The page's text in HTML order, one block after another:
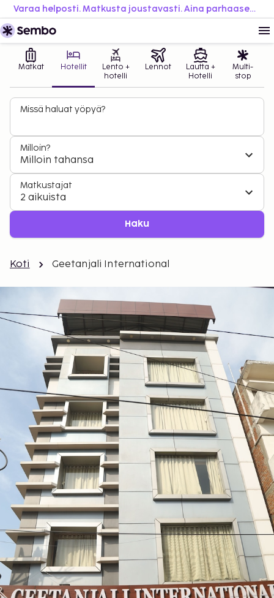
Varaa helposti. Matkusta joustavasti. Aina parhaaseen hintaan.
Matkat Hotellit
Lento +
hotelli
Lennot
Lautta +
Hotelli
Multi-
stop
Missä haluat yöpyä?
Milloin?
Milloin tahansa
Matkustajat
2 aikuista
Haku
Koti Geetanjali International